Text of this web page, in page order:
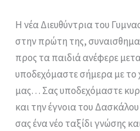
Η νέα Διευθύντρια του
στην πρώτη της,
προς τα παιδιά ανέφερε
υποδεχόμαστε σήμερα με
μας… Σας υποδεχόμαστε
και την έγνοια του
σας ένα νέο ταξίδι γνώσης